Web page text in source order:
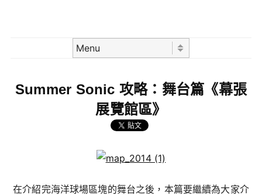
Summer Sonic 攻略：舞台篇《幕張
展覽館區》
在介紹完海洋球場區塊的舞台之後，本篇要繼續為大家介